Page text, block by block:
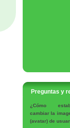
Preguntas y
¿Cómo
cambiar la
(avatar) de